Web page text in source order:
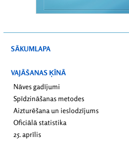
SĀKUMLAPA
VAJĀŠANAS ĶĪNĀ
Nāves gadījumi
Spīdzināšanas metodes
Aizturēšana un ieslodzījums
Oficiālā statistika
25. aprīlis